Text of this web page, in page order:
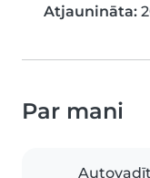
Atjaunināta:
Par mani